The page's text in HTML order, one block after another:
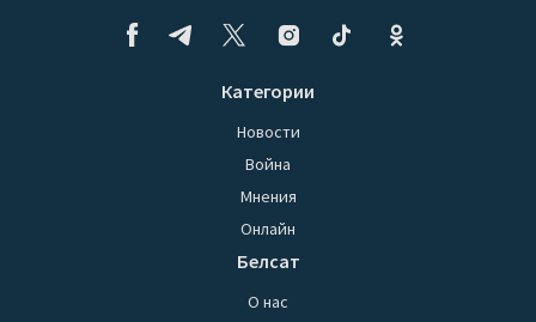
Категории
Новости
Война
Мнения
Онлайн
Белсат
О нас